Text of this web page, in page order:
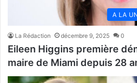
A LA
La Rédaction décembre 9, 2025 0
Eileen Higgins première
maire de Miami depuis 28